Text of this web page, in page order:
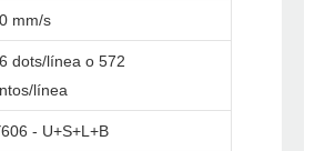
mm/s
dots/línea o 572
línea
- U+S+L+B